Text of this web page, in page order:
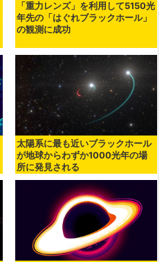
「重力レンズ」を利用して5150光
年先の「はぐれブラックホール」
の観測に成功
太陽系に最も近いブラックホール
が地球からわずか1000光年の場
所に発見される